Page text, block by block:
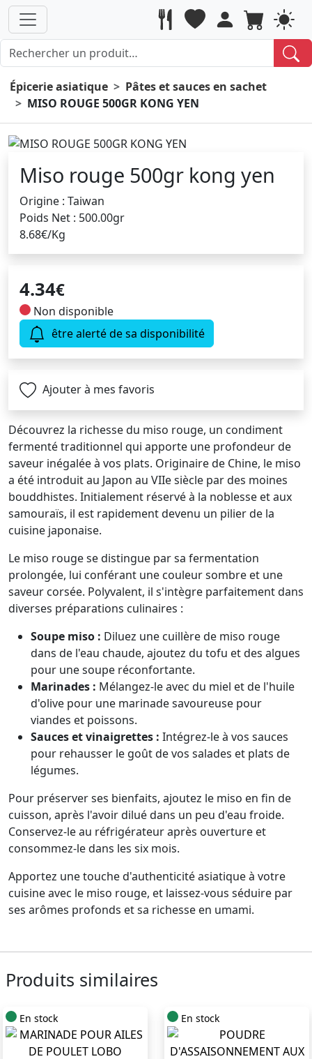
Épicerie asiatique
Pâtes et sauces en sachet
MISO ROUGE 500GR KONG YEN
Miso rouge 500gr kong yen
Origine : Taiwan
Poids Net : 500.00gr
8.68€/Kg
4.34€
Non disponible
être alerté de sa disponibilité
Ajouter à mes favoris
Découvrez la richesse du miso rouge, un condiment
fermenté traditionnel qui apporte une profondeur de
saveur inégalée à vos plats. Originaire de Chine, le miso
a été introduit au Japon au VIIe siècle par des moines
bouddhistes. Initialement réservé à la noblesse et aux
samouraïs, il est rapidement devenu un pilier de la
cuisine japonaise.
Le miso rouge se distingue par sa fermentation
prolongée, lui conférant une couleur sombre et une
saveur corsée. Polyvalent, il s'intègre parfaitement dans
diverses préparations culinaires :
Soupe miso : Diluez une cuillère de miso rouge
dans de l'eau chaude, ajoutez du tofu et des algues
pour une soupe réconfortante.
Marinades : Mélangez-le avec du miel et de l'huile
d'olive pour une marinade savoureuse pour
viandes et poissons.
Sauces et vinaigrettes : Intégrez-le à vos sauces
pour rehausser le goût de vos salades et plats de
légumes.
Pour préserver ses bienfaits, ajoutez le miso en fin de
cuisson, après l'avoir dilué dans un peu d'eau froide.
Conservez-le au réfrigérateur après ouverture et
consommez-le dans les six mois.
Apportez une touche d'authenticité asiatique à votre
cuisine avec le miso rouge, et laissez-vous séduire par
ses arômes profonds et sa richesse en umami.
Produits similaires
En stock En stock